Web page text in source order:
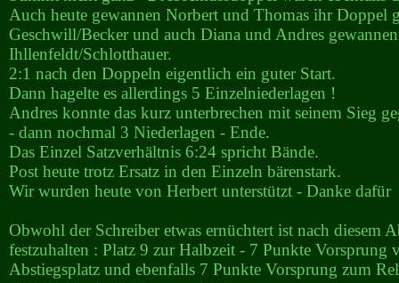
Auch heute gewannen Norbert und Thomas ihr Doppel
Geschwill/Becker und auch Diana und Andres
Ihllenfeldt/Schlotthauer.
2:1 nach den Doppeln eigentlich ein guter Start.
Dann hagelte es allerdings 5 Einzelniederlagen !
Andres konnte das kurz unterbrechen mit seinem Sieg
- dann nochmal 3 Niederlagen - Ende.
Das Einzel Satzverhältnis 6:24 spricht Bände.
Post heute trotz Ersatz in den Einzeln bärenstark.
Wir wurden heute von Herbert unterstützt - Danke dafür
Obwohl der Schreiber etwas ernüchtert ist nach diesem
festzuhalten : Platz 9 zur Halbzeit - 7 Punkte Vorsprung
Abstiegsplatz und ebenfalls 7 Punkte Vorsprung zum